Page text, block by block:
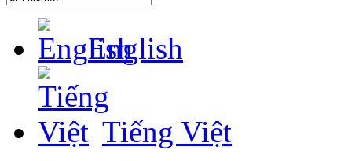
English
Tiếng Việt